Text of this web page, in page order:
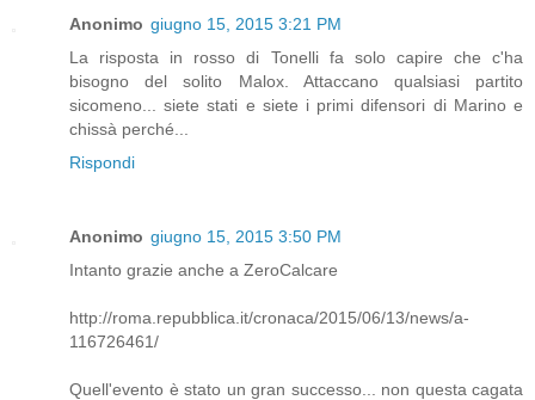
Anonimo giugno 15, 2015 3:21 PM
La risposta in rosso di Tonelli fa solo capire che c'ha
bisogno del solito Malox. Attaccano qualsiasi partito
sicomeno... siete stati e siete i primi difensori di Marino e
chissà perché...
Rispondi
Anonimo giugno 15, 2015 3:50 PM
Intanto grazie anche a ZeroCalcare
http://roma.repubblica.it/cronaca/2015/06/13/news/a-
116726461/
Quell'evento è stato un gran successo... non questa cagata